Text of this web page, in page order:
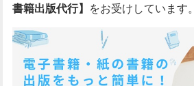
書籍出版代行】
をお受けしています。